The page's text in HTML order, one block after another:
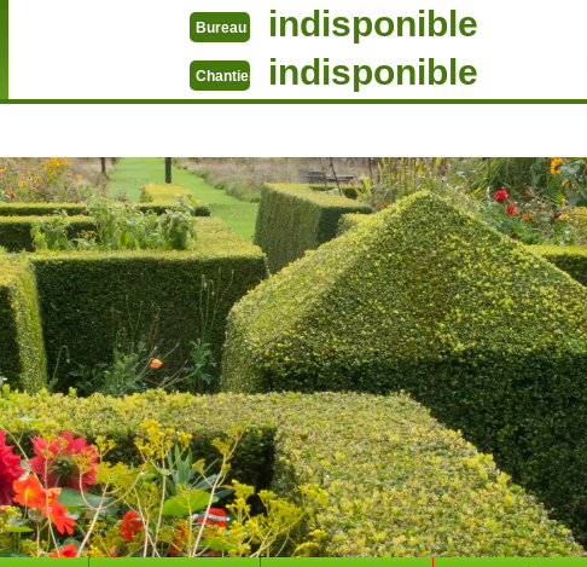
Bureau indisponible
Chantier indisponible